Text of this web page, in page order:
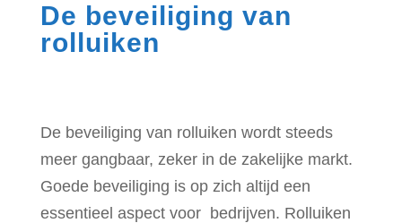
De beveiliging van
rolluiken
De beveiliging van rolluiken wordt steeds
meer gangbaar, zeker in de zakelijke markt.
Goede beveiliging is op zich altijd een
essentieel aspect voor bedrijven. Rolluiken